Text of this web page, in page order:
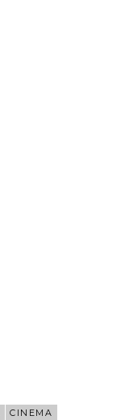
CINEMA